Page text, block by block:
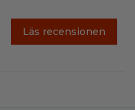
Läs recensionen